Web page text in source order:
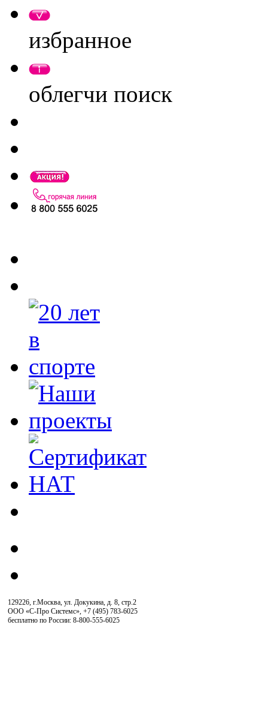
избранное
облегчи поиск
129226, г.Москва, ул. Докукина, д. 8, стр.2
ООО «С-Про Системс», +7 (495) 783-6025
бесплатно по России: 8-800-555-6025